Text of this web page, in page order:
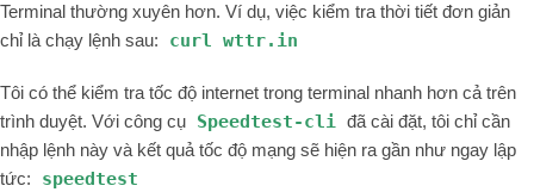
Terminal thường xuyên hơn. Ví dụ, việc kiểm tra thời tiết đơn giản
chỉ là chạy lệnh sau:
curl wttr.in
Tôi có thể kiểm tra tốc độ internet trong terminal nhanh hơn cả trên
trình duyệt. Với công cụ Speedtest-cli đã cài đặt, tôi chỉ cần
nhập lệnh này và kết quả tốc độ mạng sẽ hiện ra gần như ngay lập
tức:
speedtest